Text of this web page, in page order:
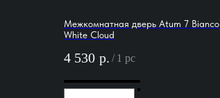
Межкомнатная дверь Atum 7 Bianco
White Cloud
4 530 р. / 1 pc